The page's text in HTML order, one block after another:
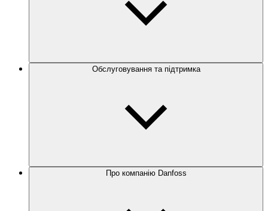
Обслуговування та підтримка
Про компанію Danfoss